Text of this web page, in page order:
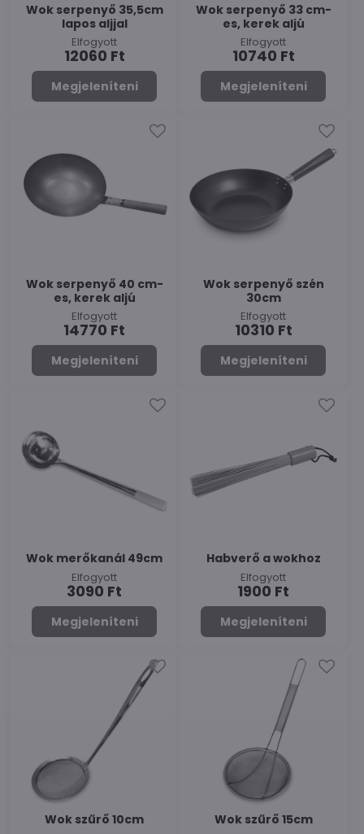
Wok serpenyő 35,5cm
lapos aljjal
Elfogyott
12060 Ft
Megjeleníteni
Wok serpenyő 33 cm-
es, kerek aljú
Elfogyott
10740 Ft
Megjeleníteni
Wok serpenyő 40 cm-
es, kerek aljú
Elfogyott
14770 Ft
Megjeleníteni
Wok serpenyő szén
30cm
Elfogyott
10310 Ft
Megjeleníteni
Wok merőkanál 49cm
Elfogyott
3090 Ft
Megjeleníteni
Habverő a wokhoz
Elfogyott
1900 Ft
Megjeleníteni
Wok szűrő 10cm Wok szűrő 15cm